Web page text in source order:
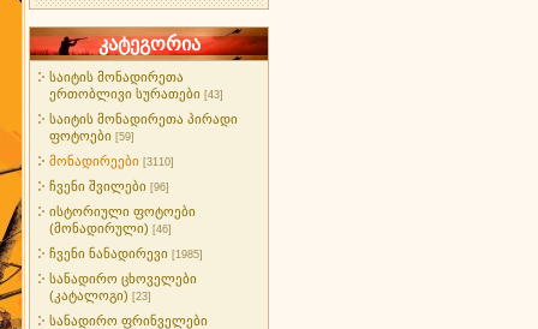
კატეგორია
საიტის მონადირეთა
ერთობლივი სურათები [43]
საიტის მონადირეთა პირადი
ფოტოები [59]
მონადირეები [3110]
ჩვენი შვილები [96]
ისტორიული ფოტოები
(მონადირული) [46]
ჩვენი ნანადირევი [1985]
სანადირო ცხოველები
(კატალოგი) [23]
სანადირო ფრინველები